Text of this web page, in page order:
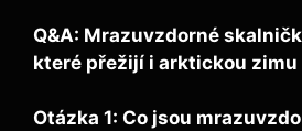
Q&A: Mrazuvzdorné
které přežijí i arktickou zimu
Otázka 1: Co jsou